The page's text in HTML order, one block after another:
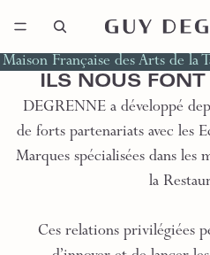
Maison Française des Arts de la
ILS NOUS
DEGRENNE a développé
de forts partenariats avec les
Marques spécialisées dans
la
Ces relations privilégiées